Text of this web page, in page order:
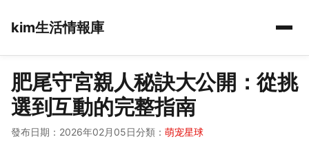
kim生活情報庫
肥尾守宮親人秘訣大公開：從挑
選到互動的完整指南
發布日期：2026年02月05日分類： 萌宠星球